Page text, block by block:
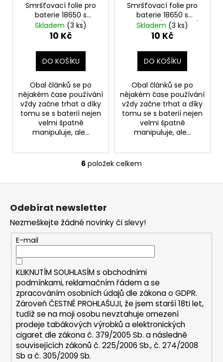
Smršťovací folie pro
baterie 18650 s
potiskem (C1)
Skladem (3 ks)
10 Kč
DO KOŠÍKU
Obal článků se po
nějakém čase používání
vždy začne trhat a díky
tomu se s baterií nejen
velmi špatně
manipuluje, ale...
Smršťovací folie pro
baterie 18650 s
potiskem (USA vlajka)
Skladem (3 ks)
10 Kč
DO KOŠÍKU
Obal článků se po
nějakém čase používání
vždy začne trhat a díky
tomu se s baterií nejen
velmi špatně
manipuluje, ale...
O
v
a
c
í
p
r
v
k
y
v
ý
p
i
6 položek celkem
Odebírat newsletter
Nezmeškejte žádné novinky či slevy!
E-mail
KLIKNUTÍM SOUHLASÍM s obchodními
podmínkami,reklamačním řádem a se
zpracováním osobních údajů dle zákona oGDPR.
Zároveň ČESTNĚ PROHLAŠUJI, že jsem starší 18ti let,
tudíž se na moji osobu nevztahuje omezení
prodeje tabákových výrobků a elektronických
cigaret dle zákona č. 379/2005 Sb. a následně
souvisejících zákonů č. 225/2006 Sb., č. 274/2008
Sb a č. 305/2009 Sb.